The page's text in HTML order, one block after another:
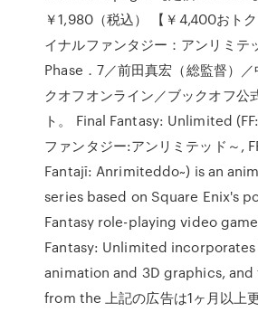
￥1,980（税込） 【￥4,400おト
イナルファンタジー：アンリミテ
Phase．7／前田真宏（総監督）
クオフオンライン／ブックオフ公
ト。 Final Fantasy: Unlimited
ファンタジー:アンリミテッド～,
Fantajī: Anrimiteddo~) is an
series based on Square Enix's
Fantasy role-playing video
Fantasy: Unlimited
animation and 3D graphics,
from the 上記の広告は1ヶ月以上